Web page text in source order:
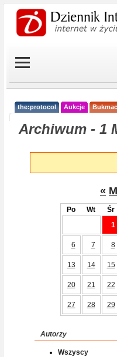
the:protocol Aukcje
Archiwum - 1
«
Po Wt Śr
1
6 7 8
13 14 15
20 21 22
27 28 29
Autorzy
Wszyscy